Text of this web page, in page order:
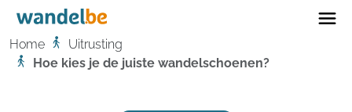
Home
Home
Uitrusting
Hoe kies je de juiste wandelschoenen?